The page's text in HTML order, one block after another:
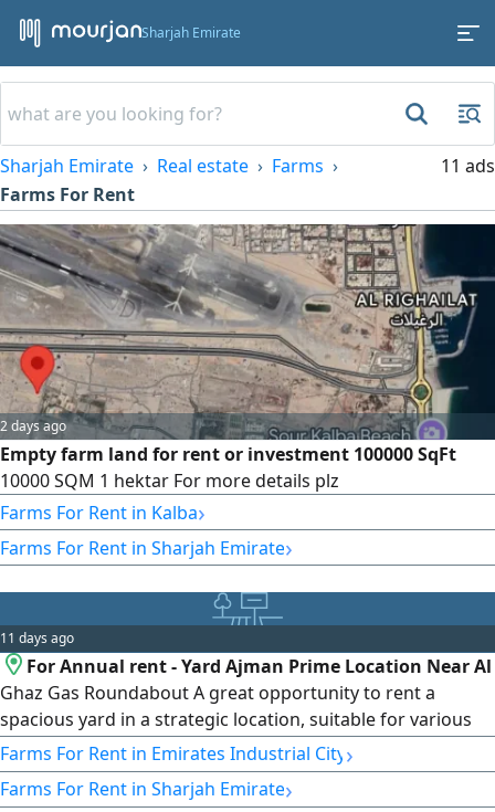
Sharjah Emirate
Sharjah Emirate Real estate
Farms
Farms For Rent
11 ads
2 days ago
Empty farm land for rent or investment 100000 SqFt
10000 SQM 1 hektar For more details plz
Farms For Rent in Kalba›
Farms For Rent in Sharjah Emirate›
11 days ago
For Annual rent - Yard Ajman Prime Location Near Al
Ghaz Gas Roundabout A great opportunity to rent a
spacious yard in a strategic location, suitable for various
uses, with rooms and essential facilities available inside the
property. Yard Details Area 10000 SqFt Excellent location
near Al Ghaz Gas Roundabout. Available inside the yard 2
Farms For Rent in Emirates Industrial City›
Farms For Rent in Sharjah Emirate›